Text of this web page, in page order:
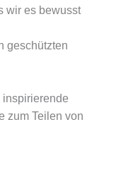
wir es bewusst
geschützten
inspirierende
zum Teilen von